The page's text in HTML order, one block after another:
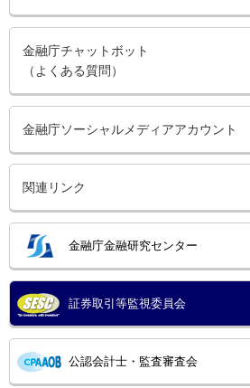
金融庁チャットボット
（よくある質問）
金融庁ソーシャルメディアアカウント
関連リンク
金融庁金融研究センター
証券取引等監視委員会
公認会計士・監査審査会